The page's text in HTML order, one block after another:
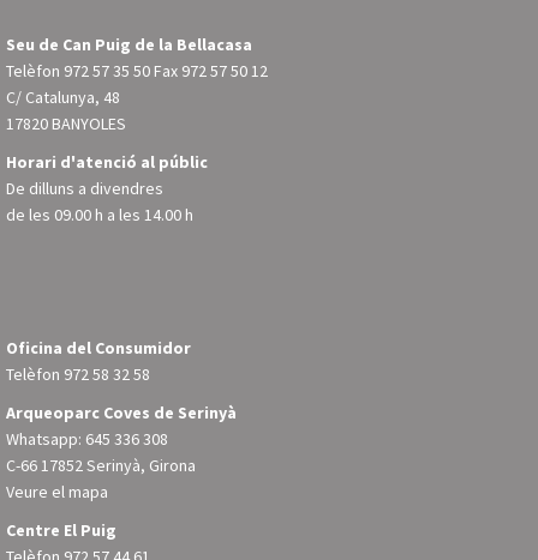
Seu de Can Puig de la Bellacasa
Telèfon 972 57 35 50 Fax 972 57 50 12
C/ Catalunya, 48
17820 BANYOLES
Horari d'atenció al públic
De dilluns a divendres
de les 09.00 h a les 14.00 h
Oficina del Consumidor
Telèfon 972 58 32 58
Arqueoparc Coves de Serinyà
Whatsapp: 645 336 308
C-66 17852 Serinyà, Girona
Veure el mapa
Centre El Puig